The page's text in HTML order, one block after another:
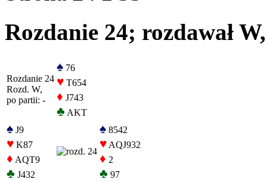
Rozdanie 24; rozdawał
Rozdanie 24
Rozd. W,
po partii: -
♠ 76
♥ T654
♦ J743
♣AKT
♠ J9
♥ K87
♦ AQT9
♣ J432
♠ 8542
♥AQJ932
♦ 2
♣ 97